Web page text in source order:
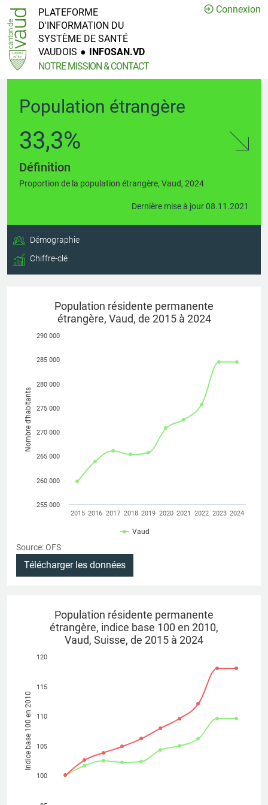
Connexion
PLATEFORME
D'INFORMATION DU
SYSTÈME DE SANTÉ
VAUDOIS ● INFOSAN.VD
NOTRE MISSION & CONTACT
Population étrangère
33,3%
Définition
Proportion de la population étrangère, Vaud, 2024
Dernière mise à jour 08.11.2021
Démographie
Chiffre-clé
Nombre d'habitants
Population résidente permanente
étrangère, Vaud, de 2015 à 2024
Vaud
2015 2016 2017 2018 2019 2020 2021 2022 2023 2024
255 000
260 000
265 000
270 000
275 000
280 000
285 000
290 000
Source: OFS
Télécharger les données
Indice base 100 en 2010
Population résidente permanente
étrangère, indice base 100 en 2010,
Vaud, Suisse, de 2015 à 2024
100
110
105
115
120